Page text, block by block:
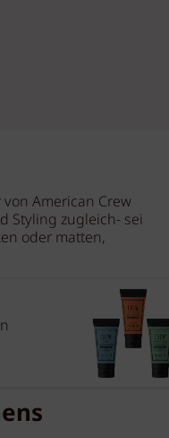
American Crew
Styling zugleich‐ sei
oder matten,